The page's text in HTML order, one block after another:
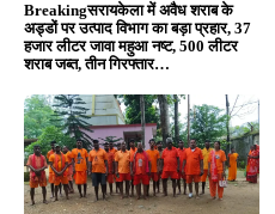
Breakingसरायकेला में अवैध शराब के
अड्डों पर उत्पाद विभाग का बड़ा प्रहार, 37
हजार लीटर जावा महुआ नष्ट, 500 लीटर
शराब जब्त, तीन गिरफ्तार…